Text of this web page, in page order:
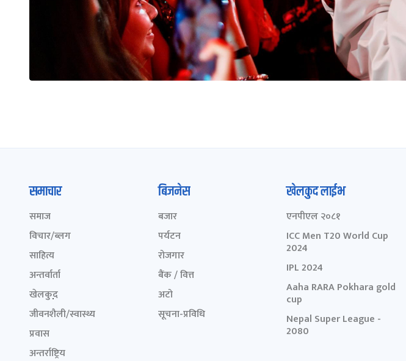
समाचार
समाज
विचार/ब्लग
साहित्य
अन्तर्वार्ता
खेलकुद़़
जीवनशैली/स्वास्थ्य
प्रवास
अन्तर्राष्ट्रिय
बिजनेस
बजार
पर्यटन
रोजगार
बैंक / वित्त
अटो
सूचना-प्रविधि
खेलकुद लाईभ
एनपीएल २०८१
ICC Men T20 World Cup
2024
IPL 2024
Aaha RARA Pokhara gold
cup
Nepal Super League -
2080